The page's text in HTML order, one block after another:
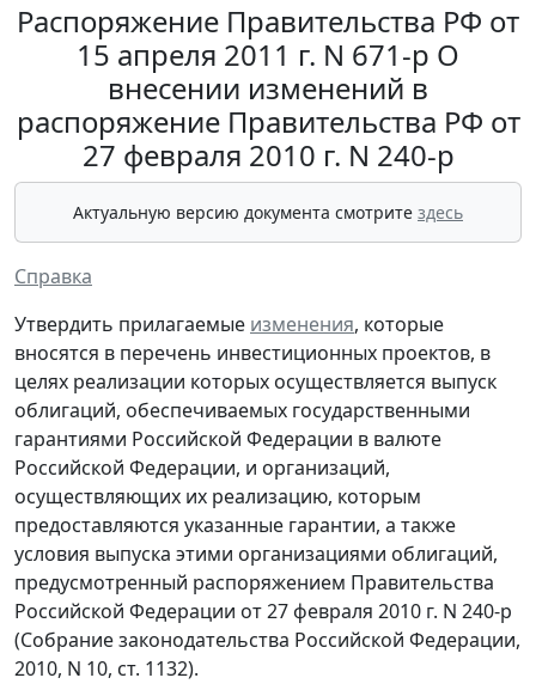
Распоряжение Правительства РФ от
15 апреля 2011 г. N 671-р О
внесении изменений в
распоряжение Правительства РФ от
27 февраля 2010 г. N 240-р
Актуальную версию документа смотрите здесь
Справка
Утвердить прилагаемые изменения, которые
вносятся в перечень инвестиционных проектов, в
целях реализации которых осуществляется выпуск
облигаций, обеспечиваемых государственными
гарантиями Российской Федерации в валюте
Российской Федерации, и организаций,
осуществляющих их реализацию, которым
предоставляются указанные гарантии, а также
условия выпуска этими организациями облигаций,
предусмотренный распоряжением Правительства
Российской Федерации от 27 февраля 2010 г. N 240-р
(Собрание законодательства Российской Федерации,
2010, N 10, ст. 1132).